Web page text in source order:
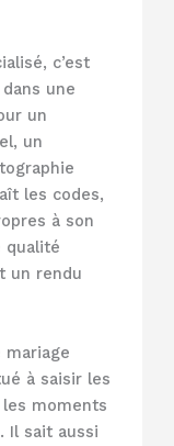
c’est
une
un
un
les codes,
à son
qualité
un rendu
mariage
à saisir les
moments
Il sait aussi